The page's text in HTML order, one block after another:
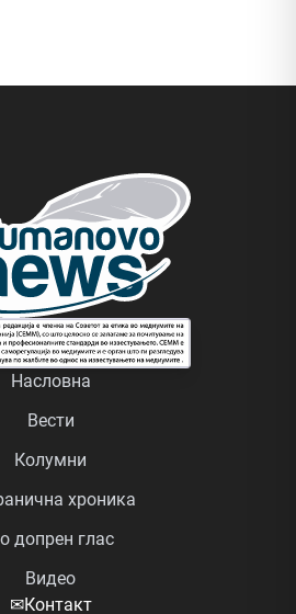
Насловна
Вести
Колумни
хроника
допрен глас
Видео
✉Контакт